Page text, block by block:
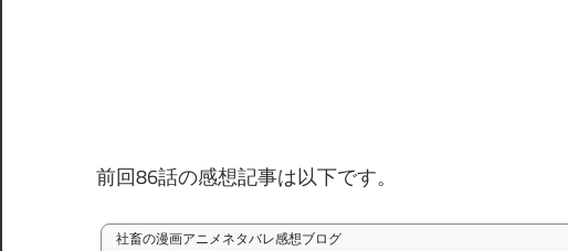
前回86話の感想記事は以下です。
社畜の漫画アニメネタバレ感想ブログ